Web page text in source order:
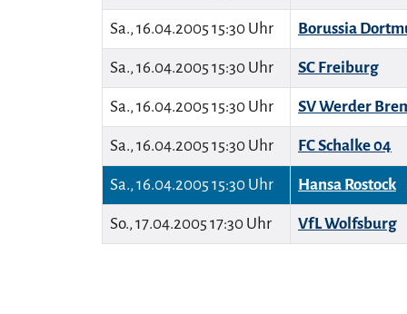
Sa., 16.04.2005 15:30 Uhr Borussia
Sa., 16.04.2005 15:30 Uhr SC Freiburg
Sa., 16.04.2005 15:30 Uhr SV Werder
Sa., 16.04.2005 15:30 Uhr FC Schalke 04
Sa., 16.04.2005 15:30 Uhr Hansa Rostock
So., 17.04.2005 17:30 Uhr VfL Wolfsburg